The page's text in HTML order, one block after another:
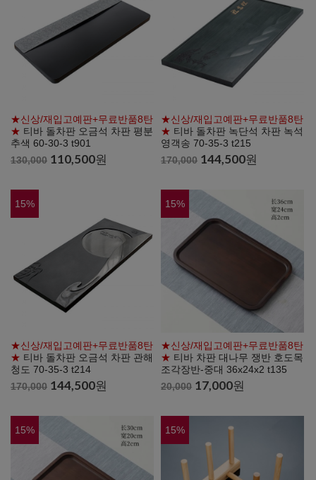
★신상/재입고예판+무료반품8탄
★ 티바 돌차판 오금석 차판 평분
추색 60-30-3 t901
130,000 110,500원
★신상/재입고예판+무료반품8탄
★ 티바 돌차판 녹단석 차판 녹석
영객송 70-35-3 t215
170,000 144,500원
15%
★신상/재입고예판+무료반품8탄
★ 티바 돌차판 오금석 차판 관해
청도 70-35-3 t214
170,000 144,500원
15%
★신상/재입고예판+무료반품8탄
★ 티바 차판 대나무 쟁반 호도목
조각장반-중대 36x24x2 t135
20,000 17,000원
15% 15%